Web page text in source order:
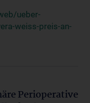
ueber-
weiss-preis-an-
Perioperative